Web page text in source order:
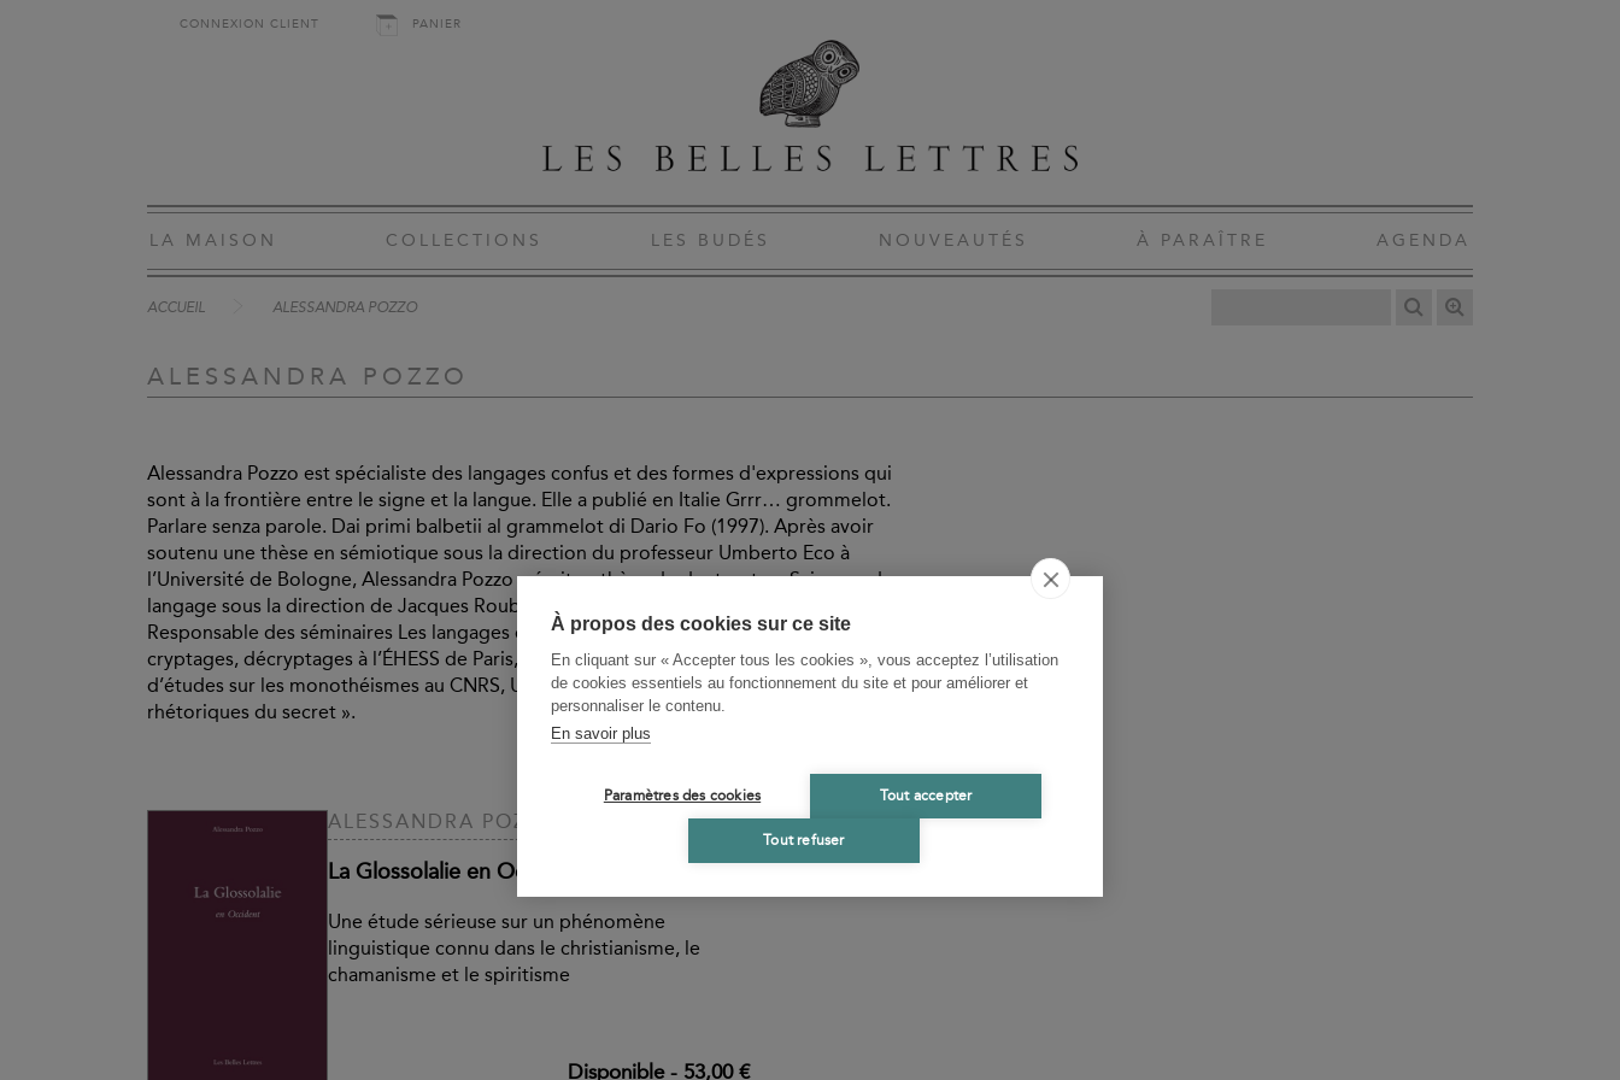
À propos des cookies sur ce site
En cliquant sur « Accepter tous les cookies », vous acceptez l’utilisation
de cookies essentiels au fonctionnement du site et pour améliorer et
personnaliser le contenu.
En savoir plus
Paramètres des cookies Tout accepter
Tout refuser
CONNEXION CLIENT PANIER
LA MAISON COLLECTIONS LES BUDÉS NOUVEAUTÉS À PARAÎTRE AGENDA
ACCUEIL ALESSANDRA POZZO
ALESSANDRA POZZO
Alessandra Pozzo est spécialiste des langages confus et des formes d'expressions qui
sont à la frontière entre le signe et la langue. Elle a publié en Italie Grrr… grommelot.
Parlare senza parole. Dai primi balbetii al grammelot di Dario Fo (1997). Après avoir
soutenu une thèse en sémiotique sous la direction du professeur Umberto Eco à
l’Université de Bologne, Alessandra Pozzo a écrit sa thèse de doctorat en Sciences du
langage sous la direction de Jacques Roubaud, directeur d’études à l’ÉHESS.
Responsable des séminaires Les langages cryptiques et Cryptages, pseudo-
cryptages, décryptages à l’ÉHESS de Paris, elle est chercheur associé au Laboratoire
d’études sur les monothéismes au CNRS, UMR 8584, où elle mène un projet sur « Les
rhétoriques du secret ».
ALESSANDRA POZZO
La Glossolalie en Occident
Une étude sérieuse sur un phénomène
linguistique connu dans le christianisme, le
chamanisme et le spiritisme
Disponible- 53,00 €